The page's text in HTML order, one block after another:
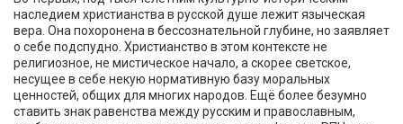
наследием христианства в русской душе лежит языческая
вера. Она похоронена в бессознательной глубине, но заявляет
о себе подспудно. Христианство в этом контексте не
религиозное, не мистическое начало, а скорее светское,
несущее в себе некую нормативную базу моральных
ценностей, общих для многих народов. Ещё более безумно
ставить знак равенства между русским и православным,